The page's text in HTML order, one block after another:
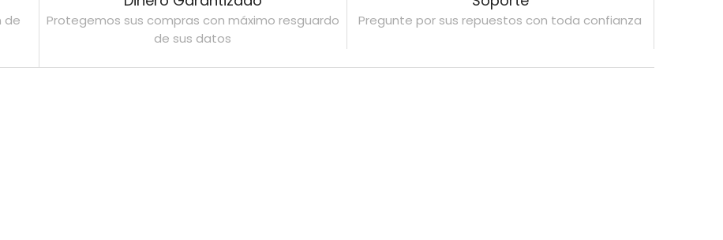
Retrovisor Izquierdo Fiesta Power – Max – Move
de
Protegemos sus compras con máximo resguardo
de sus datos
Pregunte por sus repuestos con toda confianza